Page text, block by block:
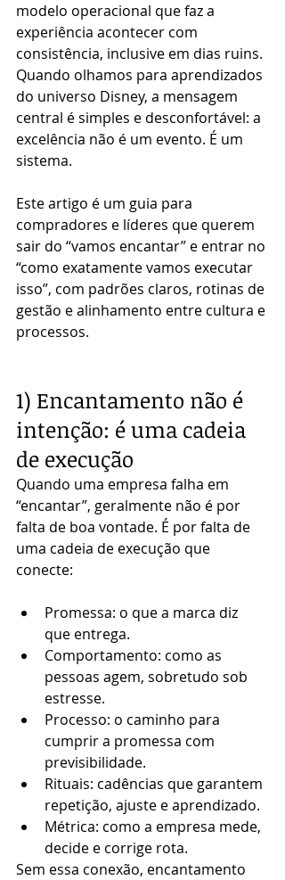
modelo operacional que faz a
experiência acontecer com
consistência, inclusive em dias ruins.
Quando olhamos para aprendizados
do universo Disney, a mensagem
central é simples e desconfortável: a
excelência não é um evento. É um
sistema.
Este artigo é um guia para
compradores e líderes que querem
sair do “vamos encantar” e entrar no
“como exatamente vamos executar
isso”, com padrões claros, rotinas de
gestão e alinhamento entre cultura e
processos.
1) Encantamento não é
intenção: é uma cadeia
de execução
Quando uma empresa falha em
“encantar”, geralmente não é por
falta de boa vontade. É por falta de
uma cadeia de execução que
conecte:
Promessa: o que a marca diz
que entrega.
Comportamento: como as
pessoas agem, sobretudo sob
estresse.
Processo: o caminho para
cumprir a promessa com
previsibilidade.
Rituais: cadências que garantem
repetição, ajuste e aprendizado.
Métrica: como a empresa mede,
decide e corrige rota.
Sem essa conexão, encantamento